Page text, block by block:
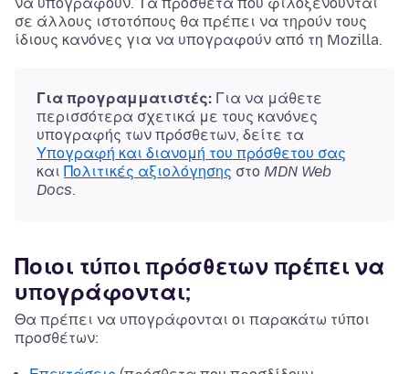
σε άλλους ιστοτόπους θα πρέπει να τηρούν τους
ίδιους κανόνες για να υπογραφούν από τη Mozilla.
Για προγραμματιστές: Για να μάθετε
περισσότερα σχετικά με τους κανόνες
υπογραφής των πρόσθετων, δείτε τα
Υπογραφή και διανομή του πρόσθετου σας
και Πολιτικές αξιολόγησης στο MDN Web
Docs.
Ποιοι τύποι πρόσθετων πρέπει να
υπογράφονται;
Θα πρέπει να υπογράφονται οι παρακάτω τύποι
προσθέτων: